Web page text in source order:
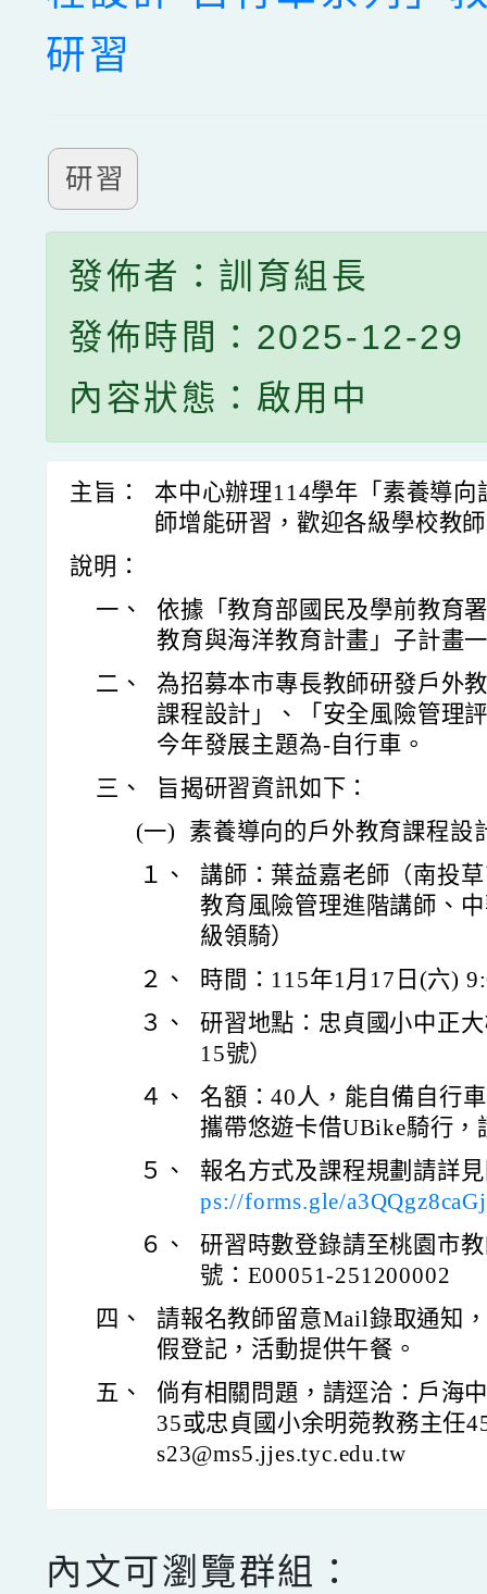
研習
研習
發佈者：訓育組長
發佈時間：2025-12-29
內容狀態：啟用中
主旨：
本中心辦理114學年「素養導
師增能研習，歡迎各級學校教
說明：
一、
依據「教育部國民及學前教育
教育與海洋教育計畫」子計畫
二、
為招募本市專長教師研發戶外
課程設計」、「安全風險管理
今年發展主題為-自行車。
三、
旨揭研習資訊如下：
(一)
素養導向的戶外教育課程設
１、
講師：葉益嘉老師（南投
教育風險管理進階講師、
級領騎）
２、
時間：115年1月17日(六)
３、
研習地點：忠貞國小中正
15號）
４、
名額：40人，能自備自行
攜帶悠遊卡借UBike騎行
５、
報名方式及課程規劃請詳
ps://forms.gle/
６、
研習時數登錄請至桃園市
號：E00051-251200002
四、
請報名教師留意Mail錄取通知
假登記，活動提供午餐。
五、
倘有相關問題，請逕洽：戶海
35或忠貞國小余明菀教務主任
s23@ms5.jjes.tyc.edu.tw
內文可瀏覽群組：